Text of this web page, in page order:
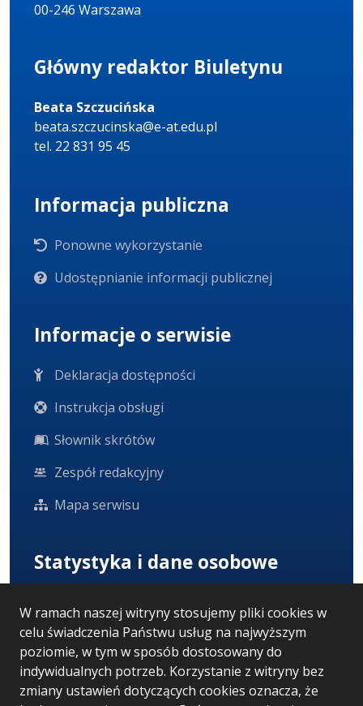
W ramach naszej witryny stosujemy pliki cookies w
celu świadczenia Państwu usług na najwyższym
poziomie, w tym w sposób dostosowany do
indywidualnych potrzeb. Korzystanie z witryny bez
zmiany ustawień dotyczących cookies oznacza, że
00-246 Warszawa
Główny redaktor Biuletynu
Beata Szczucińska
beata.szczucinska@e-at.edu.pl
tel. 22 831 95 45
Informacja publiczna
Ponowne wykorzystanie
Udostępnianie informacji publicznej
Informacje o serwisie
Deklaracja dostępności
Instrukcja obsługi
Słownik skrótów
Zespół redakcyjny
Mapa serwisu
Statystyka i dane osobowe
Ostatnio dodane
Polityka prywatności
RODO